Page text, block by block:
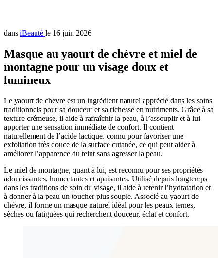
dans iBeauté le 16 juin 2026
Masque au yaourt de chèvre et miel de
montagne pour un visage doux et
lumineux
Le yaourt de chèvre est un ingrédient naturel apprécié dans les soins
traditionnels pour sa douceur et sa richesse en nutriments. Grâce à sa
texture crémeuse, il aide à rafraîchir la peau, à l’assouplir et à lui
apporter une sensation immédiate de confort. Il contient
naturellement de l’acide lactique, connu pour favoriser une
exfoliation très douce de la surface cutanée, ce qui peut aider à
améliorer l’apparence du teint sans agresser la peau.
Le miel de montagne, quant à lui, est reconnu pour ses propriétés
adoucissantes, humectantes et apaisantes. Utilisé depuis longtemps
dans les traditions de soin du visage, il aide à retenir l’hydratation et
à donner à la peau un toucher plus souple. Associé au yaourt de
chèvre, il forme un masque naturel idéal pour les peaux ternes,
sèches ou fatiguées qui recherchent douceur, éclat et confort.